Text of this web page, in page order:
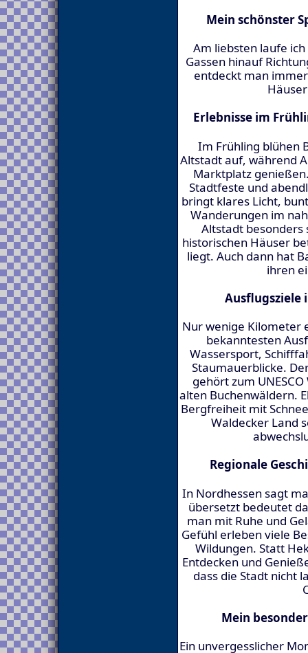
Mein schönster
Am liebsten laufe
Gassen hinauf
entdeckt man
Erlebnisse im
Im Frühling blühen
Altstadt auf, während
Marktplatz
Stadtfeste und
bringt klares Licht,
Wanderungen im
Altstadt besonders
historischen Häuser
liegt. Auch dann hat
ihren
Ausflugsziele
Nur wenige Kilometer
bekanntesten
Wassersport,
Staumauerblicke.
gehört zum
alten Buchenwäldern.
Bergfreiheit mit
Waldecker Land
Regionale
In Nordhessen sagt
übersetzt bedeutet
man mit Ruhe und
Gefühl erleben viele
Wildungen. Statt
Entdecken und
dass die Stadt nicht
Mein
Ein unvergesslicher